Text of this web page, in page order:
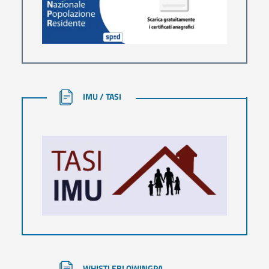
IMU / TASI
IMU / TASI
WHISTLEBLOWINGPA